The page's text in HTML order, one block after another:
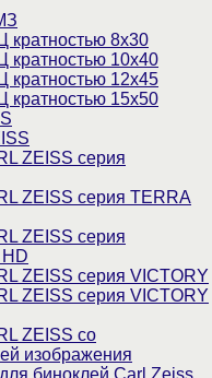
кратностью 8х30
кратностью 10х40
кратностью 12х45
кратностью 15х50
ZEISS серия
ZEISS серия TERRA
ZEISS серия
ZEISS серия VICTORY
ZEISS серия VICTORY
ZEISS со
изображения